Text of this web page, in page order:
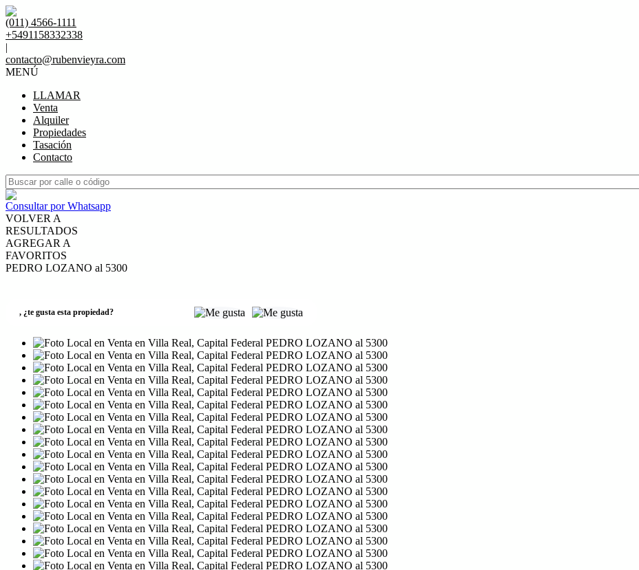
(011) 4566-1111
+5491158332338
|
contacto@rubenvieyra.com
MENÚ
LLAMAR
Venta
Alquiler
Propiedades
Tasación
Contacto
Consultar por Whatsapp
VOLVER A
RESULTADOS
AGREGAR A
FAVORITOS
PEDRO LOZANO al 5300
, ¿te gusta esta propiedad?